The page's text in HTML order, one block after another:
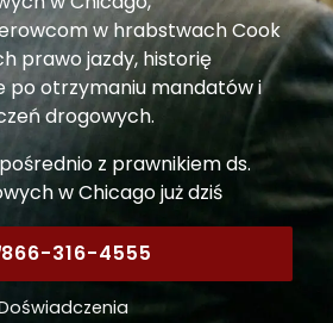
w hrabstwach Cook
prawo jazdy, historię
po otrzymaniu mandatów i
drogowych.
z prawnikiem ds.
w Chicago już dziś
866-316-4555